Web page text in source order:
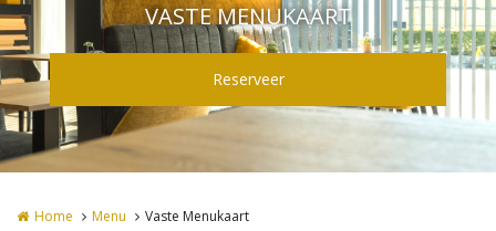
VASTE MENUKAART
Home Menu Vaste Menukaart